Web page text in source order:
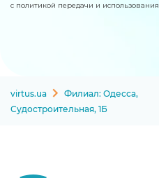
с политикой передачи и
virtus.ua
Филиал: Одесса,
Судостроительная, 1Б